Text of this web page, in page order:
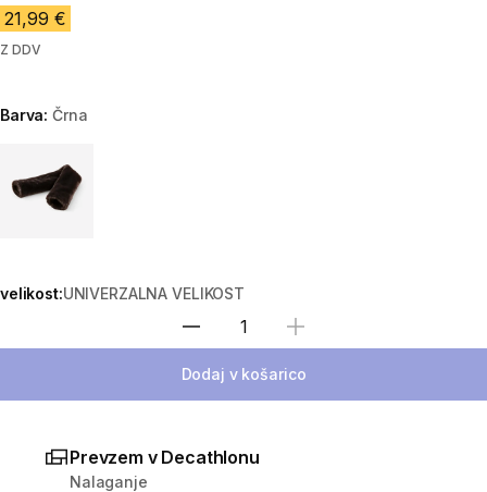
21,99 €
Z DDV
Barva:Črna
velikost:UNIVERZALNA VELIKOST
Izberite količino
Dodaj v košarico
Prevzem v Decathlonu
Nalaganje